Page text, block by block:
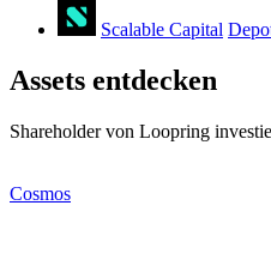
Scalable Capital
Assets entdecken
Shareholder von Loopring
Cosmos